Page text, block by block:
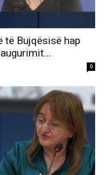
Bujqësisë hap
0